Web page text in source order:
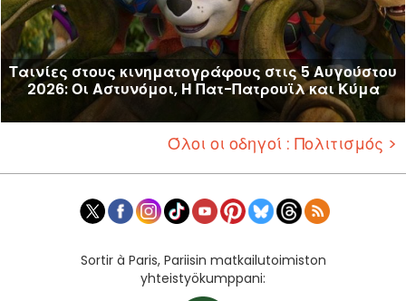
Ταινίες στους κινηματογράφους στις 5 Αυγούστου
2026: Οι Αστυνόμοι, Η Πατ-Πατρουϊλ και Κύμα
Όλοι οι οδηγοί : Πολιτισμός >
Sortir à Paris, Pariisin matkailutoimiston
yhteistyökumppani: